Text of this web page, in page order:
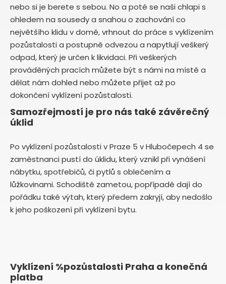
nebo si je berete s sebou. No a poté se naši chlapi s
ohledem na sousedy a snahou o zachování co
největšího klidu v domě, vrhnout do práce s vyklízením
pozůstalosti a postupně odvezou a napytlují veškerý
odpad, který je určen k likvidaci. Při veškerých
prováděných pracích můžete být s námi na místě a
dělat nám dohled nebo můžete přijet až po
dokončení vyklízení pozůstalosti.
Samozřejmostí je pro nás také závěrečný
úklid
Po vyklízení pozůstalosti v Praze 5 v Hlubočepech 4 se
zaměstnanci pustí do úklidu, který vznikl při vynášení
nábytku, spotřebičů, či pytlů s oblečením a
lůžkovinami. Schodiště zametou, popřípadě dají do
pořádku také výtah, který předem zakryjí, aby nedošlo
k jeho poškození při vyklízení bytu.
Vyklízení %pozůstalosti Praha a konečná
platba